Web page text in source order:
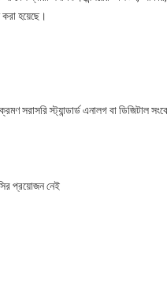
হয়েছে।
সরাসরি স্ট্যান্ডার্ড এনালগ বা
প্রয়োজন নেই